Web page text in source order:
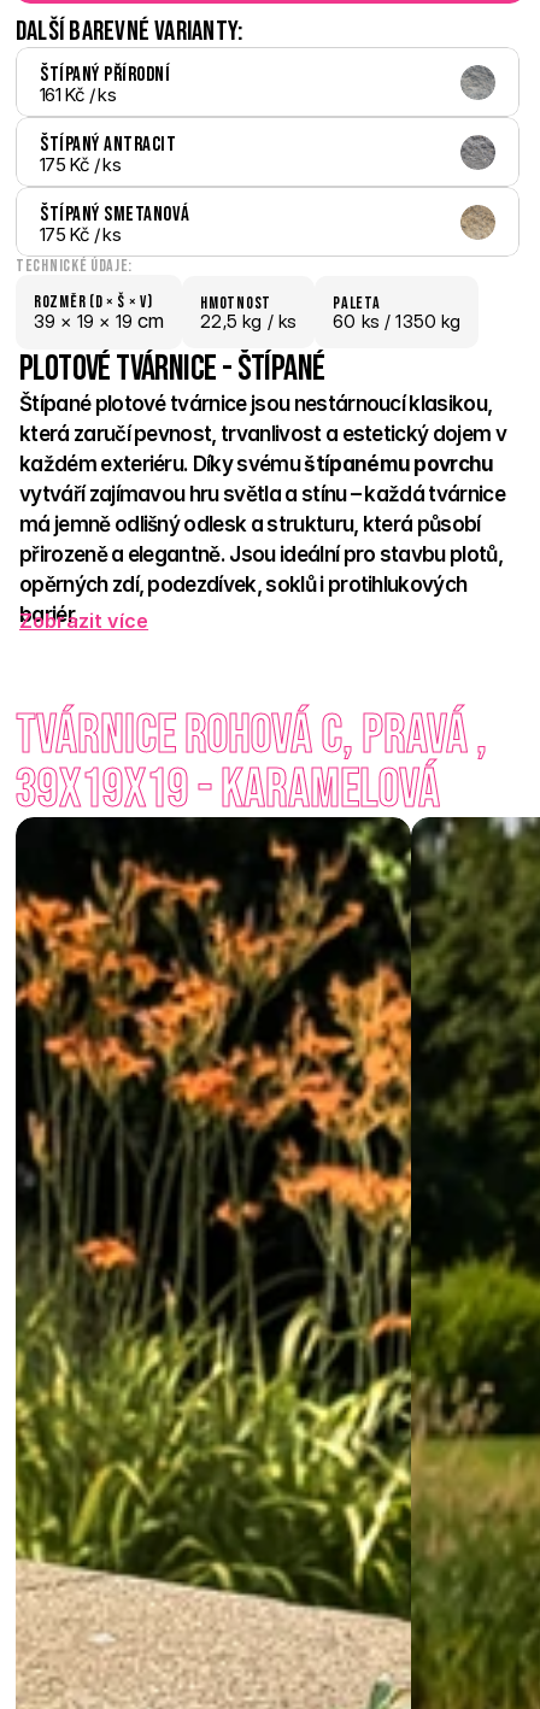
Další barevné varianty:
Štípaný Přírodní
161 Kč / ks
Štípaný Antracit
175 Kč / ks
Štípaný Smetanová
175 Kč / ks
Technické údaje:
Rozměr (D × š × V)
39 × 19 × 19 cm
hmotnost
22,5 kg / ks
paletA
60 ks / 1350 kg
Plotové tvárnice - Štípané
Štípané plotové tvárnice jsou nestárnoucí klasikou,
která zaručí pevnost, trvanlivost a estetický dojem v
každém exteriéru. Díky svému
vytváří zajímavou hru světla a stínu – každá tvárnice
má jemně odlišný odlesk a strukturu, která působí
přirozeně a elegantně. Jsou ideální pro stavbu plotů,
opěrných zdí, podezdívek, soklů i protihlukových
bariér.
architekturu. Na výběr jsou nadčasové odstíny jako Přírodní,
Antracit, Karamelová nebo Smetanová.
Ať už hledáte soukromí nebo chcete jen dotvořit prostor
kolem domu – štípané tvárnice vám nabídnou spolehlivé a
Zobrazit více
Tvárnice rohová C, pravá ,
39x19x19 - Karamelová